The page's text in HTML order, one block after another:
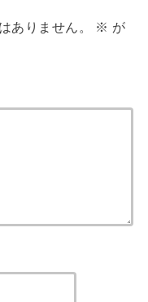
ありません。 ※ が